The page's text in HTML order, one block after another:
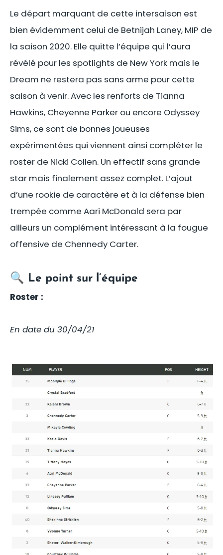
Le départ marquant de cette intersaison est
bien évidemment celui de Betnijah Laney, MIP de
la saison 2020. Elle quitte l’équipe qui l’aura
révélé pour les spotlights de New York mais le
Dream ne restera pas sans arme pour cette
saison à venir. Avec les renforts de Tianna
Hawkins, Cheyenne Parker ou encore Odyssey
Sims, ce sont de bonnes joueuses
expérimentées qui viennent ainsi compléter le
roster de Nicki Collen. Un effectif sans grande
star mais finalement assez complet. L’ajout
d’une rookie de caractère et à la défense bien
trempée comme Aari McDonald sera par
ailleurs un complément intéressant à la fougue
offensive de Chennedy Carter.
🔍 Le point sur l’équipe
Roster :
En date du 30/04/21